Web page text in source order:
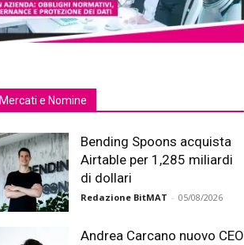
Mercati e Nomine
Bending Spoons acquista
Airtable per 1,285 miliardi
di dollari
Redazione BitMAT - 05/08/2026
Andrea Carcano nuovo CEO